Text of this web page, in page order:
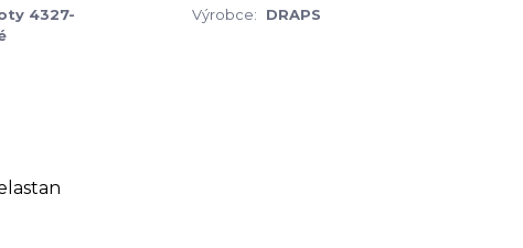
4327-
Výrobce: DRAPS